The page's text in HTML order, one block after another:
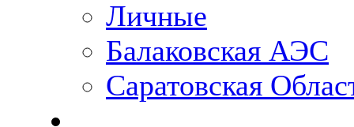
Личные
Балаковская АЭС
Саратовская